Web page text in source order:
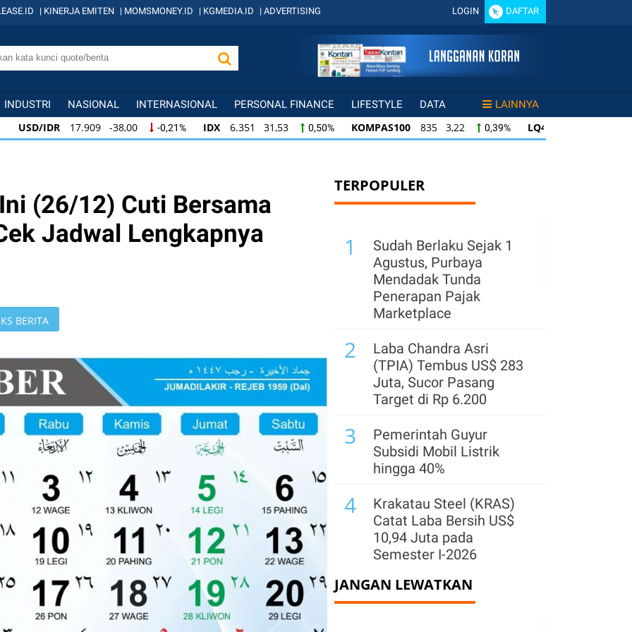
| KINERJA EMITEN | MOMSMONEY.ID | KGMEDIA.ID | ADVERTISING LOGIN DAFTAR
INDUSTRI NASIONAL INTERNASIONAL PERSONAL FINANCE LIFESTYLE DATA LAINNYA
IDR 17.909 -38,00 -0,21% IDX 6.351 31,53 0,50% KOMPAS100 835 3,22 0,39% LQ45 634 -1,22
IDR 17.909 -38,00 -0,21% IDX 6.351 31,53 0,50% KOMPAS100 835 3,22 0,39% LQ45 634 -1,22
(26/12) Cuti Bersama
Jadwal Lengkapnya
BERITA
TERPOPULER
1
Sudah Berlaku Sejak 1
Agustus, Purbaya
Mendadak Tunda
Penerapan Pajak
Marketplace
2
Laba Chandra Asri
(TPIA) Tembus US$ 283
Juta, Sucor Pasang
Target di Rp 6.200
3
Pemerintah Guyur
Subsidi Mobil Listrik
hingga 40%
4
Krakatau Steel (KRAS)
Catat Laba Bersih US$
10,94 Juta pada
Semester I-2026
5
Cermati Rekomendasi
Teknikal BUMI, PWON,
JANGAN LEWATKAN